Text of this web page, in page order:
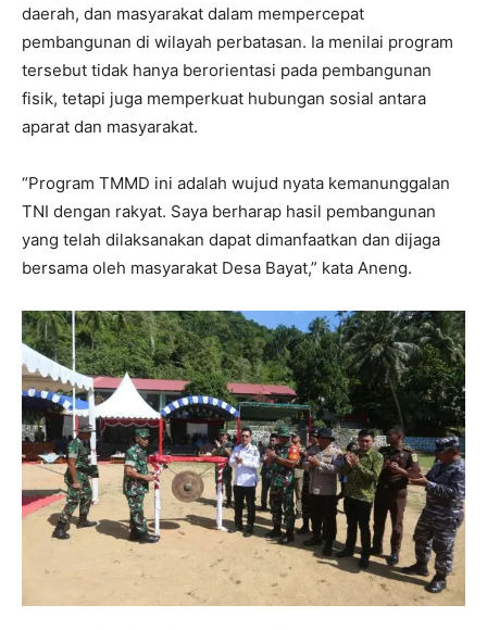
daerah, dan masyarakat dalam mempercepat
pembangunan di wilayah perbatasan. Ia menilai program
tersebut tidak hanya berorientasi pada pembangunan
fisik, tetapi juga memperkuat hubungan sosial antara
aparat dan masyarakat.
“Program TMMD ini adalah wujud nyata kemanunggalan
TNI dengan rakyat. Saya berharap hasil pembangunan
yang telah dilaksanakan dapat dimanfaatkan dan dijaga
bersama oleh masyarakat Desa Bayat,” kata Aneng.